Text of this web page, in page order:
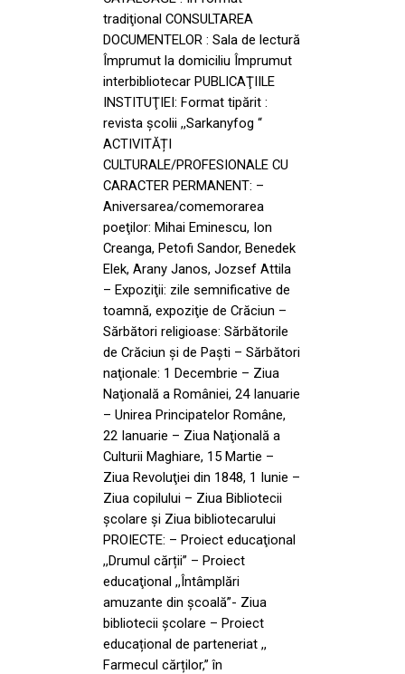
tradiţional CONSULTAREA
DOCUMENTELOR : Sala de lectură
Împrumut la domiciliu Împrumut
interbibliotecar PUBLICAŢIILE
INSTITUŢIEI: Format tipărit :
revista şcolii ,,Sarkanyfog “
ACTIVITĂȚI
CULTURALE/PROFESIONALE CU
CARACTER PERMANENT: –
Aniversarea/comemorarea
poeţilor: Mihai Eminescu, Ion
Creanga, Petofi Sandor, Benedek
Elek, Arany Janos, Jozsef Attila
– Expoziţii: zile semnificative de
toamnă, expoziţie de Crăciun –
Sărbători religioase: Sărbătorile
de Crăciun și de Paşti – Sărbători
naţionale: 1 Decembrie – Ziua
Naţională a României, 24 Ianuarie
– Unirea Principatelor Române,
22 Ianuarie – Ziua Naţională a
Culturii Maghiare, 15 Martie –
Ziua Revoluţiei din 1848, 1 Iunie –
Ziua copilului – Ziua Bibliotecii
şcolare şi Ziua bibliotecarului
PROIECTE: – Proiect educaţional
,,Drumul cărții” – Proiect
educaţional ,,Întâmplări
amuzante din şcoală”- Ziua
bibliotecii şcolare – Proiect
educațional de parteneriat ,,
Farmecul cărților,” în